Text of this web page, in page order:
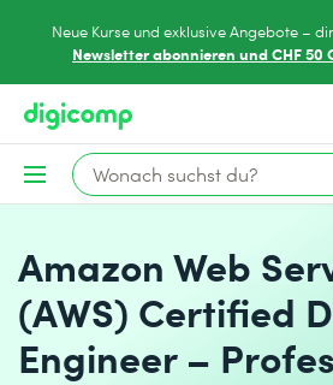
Neue Kurse und exklusive Angebote –
Newsletter abonnieren und CHF 50
Amazon Web
(AWS) Certified
Engineer –